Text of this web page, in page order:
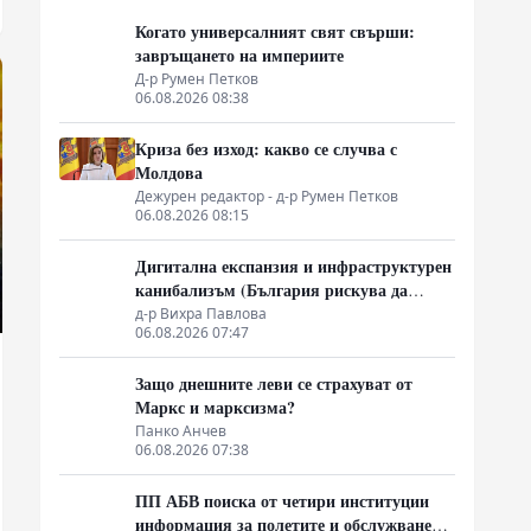
Когато универсалният свят свърши:
завръщането на империите
Д-р Румен Петков
06.08.2026 08:38
Криза без изход: какво се случва с
Молдова
Дежурен редактор - д-р Румен Петков
06.08.2026 08:15
Дигитална експанзия и инфраструктурен
канибализъм (България рискува да
плати дигиталната трансформация на
Европа с екологична катастрофа!)
д-р Вихра Павлова
06.08.2026 07:47
Защо днешните леви се страхуват от
Маркс и марксизма?
Панко Анчев
06.08.2026 07:38
ПП АБВ поиска от четири институции
информация за полетите и обслужването